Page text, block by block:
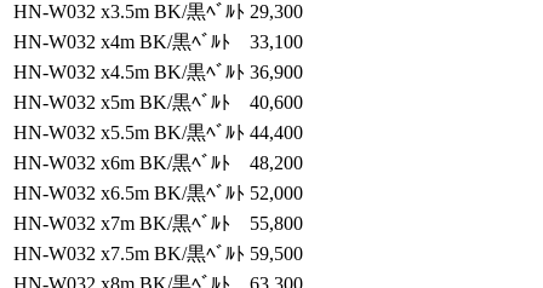
HN-W032 x3.5m BK/黒ﾍﾞﾙﾄ 29,300
HN-W032 x4m BK/黒ﾍﾞﾙﾄ
33,100
HN-W032 x4.5m BK/黒ﾍﾞﾙﾄ 36,900
HN-W032 x5m BK/黒ﾍﾞﾙﾄ
40,600
HN-W032 x5.5m BK/黒ﾍﾞﾙﾄ 44,400
HN-W032 x6m BK/黒ﾍﾞﾙﾄ
48,200
HN-W032 x6.5m BK/黒ﾍﾞﾙﾄ 52,000
HN-W032 x7m BK/黒ﾍﾞﾙﾄ
55,800
HN-W032 x7.5m BK/黒ﾍﾞﾙﾄ 59,500